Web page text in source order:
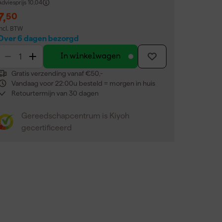
10,04
,50
BTW
6 dagen bezorgd
In winkelwagen
Gratis verzending vanaf €50,-
Vandaag voor 22:00u besteld = morgen in huis
Retourtermijn van 30 dagen
Gereedschapcentrum is Kiyoh
gecertificeerd